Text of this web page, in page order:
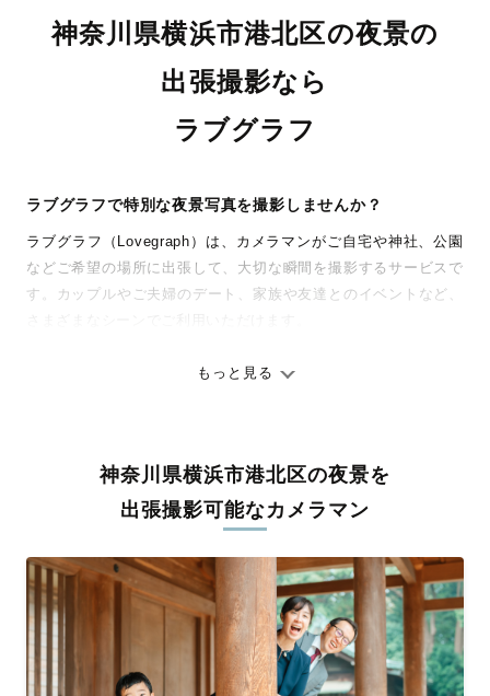
神奈川県横浜市港北区の夜景の
出張撮影なら
ラブグラフ
ラブグラフで特別な夜景写真を撮影しませんか？
ラブグラフ（Lovegraph）は、カメラマンがご自宅や神社、公園
などご希望の場所に出張して、大切な瞬間を撮影するサービスで
す。カップルやご夫婦のデート、家族や友達とのイベントなど、
ありのままの空気感を大切に、何十年経っても見返したくなるよ
料金は全国どこでも一律。わかりやすく安心の価格設定です。オ
リジナルの研修と厳正な審査に合格し、撮影技術やホスピタリテ
ィを身につけたプロのカメラマンが全国47都道府県に在籍してい
験をお届けします。
丁寧なレタッチで思い出を美しく仕上げます
撮影後は、独自の編集技術で写真の明るさや色合いを丁寧に調
整。自然な雰囲気を残しつつも、おしゃれで洗練された仕上がり
もっと見る
神奈川県横浜市港北区の夜景を
出張撮影可能なカメラマン